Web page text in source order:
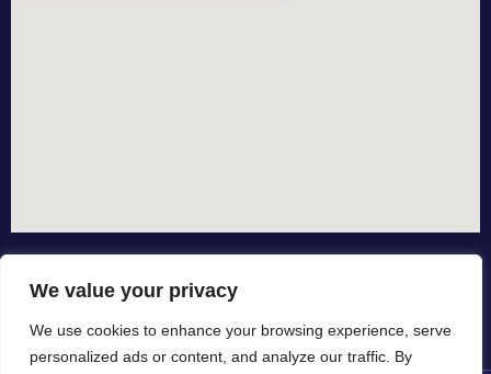
We value your privacy
We use cookies to enhance your browsing experience, serve
personalized ads or content, and analyze our traffic. By